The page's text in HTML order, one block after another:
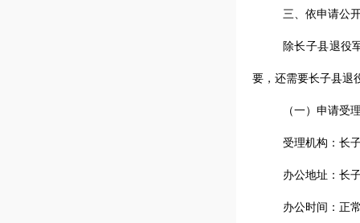
三、依申请公
除长子县退役
要，还需要长子县退
（一）申请受
受理机构：长
办公地址：长
办公时间：正